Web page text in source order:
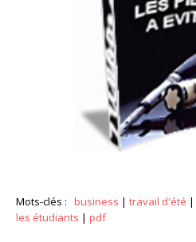
Mots-clés : business | travail d'été |
les étudiants | pdf